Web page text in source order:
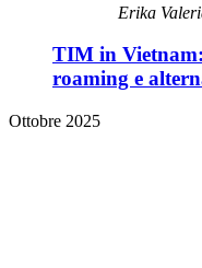
Erika
TIM in
roaming e
Ottobre 2025